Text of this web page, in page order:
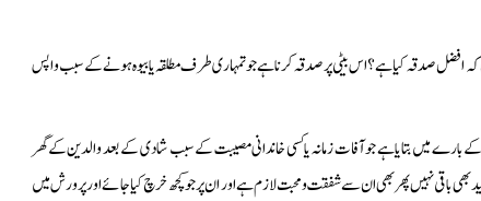
افضل صدقہ کیا ہے ؟ اس بیٹی پر صدقہ کرنا ہے جو تمہاری طرف مطلقہ یا بیوہ ہونے کے سبب واپس
میں بتایا ہے جو آفات زمانہ یا کسی خاندانی مصیبت کے سبب شادی کے بعد والدین کے گھر
بھی باقی نہیں پھر بھی ان سے شفقت ومحبت لازم ہے اور ان پر جو کچھ خرچ کیا جائے اور پرورش میں